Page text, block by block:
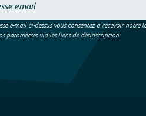
e-mail ci-dessus vous consentez à recevoir
paramètres via les liens de désinscription.